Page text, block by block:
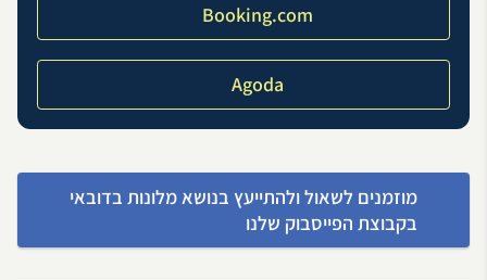
Booking.com
Agoda
מוזמנים לשאול ולהתייעץ בנושא מלונות בדובאי
בקבוצת הפייסבוק שלנו